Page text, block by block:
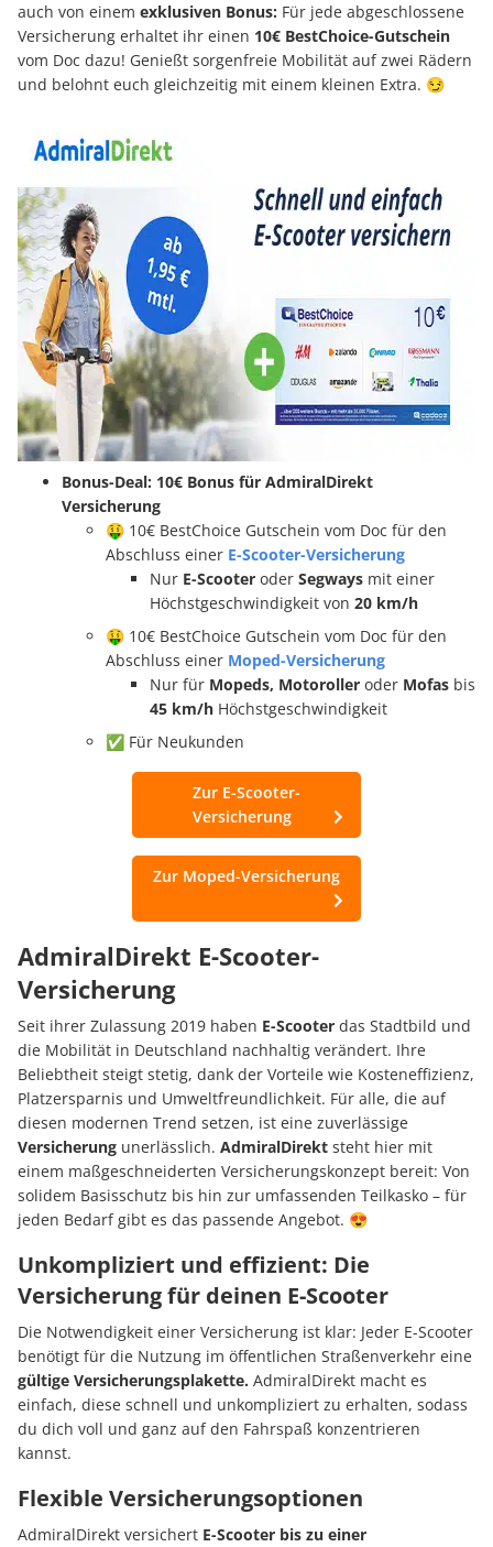
auch von einem exklusiven Bonus: Für jede abgeschlossene
Versicherung erhaltet ihr einen 10€ BestChoice-Gutschein
vom Doc dazu! Genießt sorgenfreie Mobilität auf zwei Rädern
und belohnt euch gleichzeitig mit einem kleinen Extra. 😏
Bonus-Deal: 10€ Bonus für AdmiralDirekt
Versicherung
🤑 10€ BestChoice Gutschein vom Doc für den
Abschluss einer E-Scooter-Versicherung
Nur E-Scooter oder Segways mit einer
Höchstgeschwindigkeit von 20 km/h
🤑 10€ BestChoice Gutschein vom Doc für den
Abschluss einer Moped-Versicherung
Nur für Mopeds, Motoroller oder Mofas bis
45 km/h Höchstgeschwindigkeit
✅ Für Neukunden
Zur E-Scooter-
Versicherung
Zur Moped-Versicherung
AdmiralDirekt E-Scooter-
Versicherung
Seit ihrer Zulassung 2019 haben E-Scooter das Stadtbild und
die Mobilität in Deutschland nachhaltig verändert. Ihre
Beliebtheit steigt stetig, dank der Vorteile wie Kosteneffizienz,
Platzersparnis und Umweltfreundlichkeit. Für alle, die auf
diesen modernen Trend setzen, ist eine zuverlässige
Versicherung unerlässlich. AdmiralDirekt steht hier mit
einem maßgeschneiderten Versicherungskonzept bereit: Von
solidem Basisschutz bis hin zur umfassenden Teilkasko – für
jeden Bedarf gibt es das passende Angebot. 😍
Unkompliziert und effizient: Die
Versicherung für deinen E-Scooter
Die Notwendigkeit einer Versicherung ist klar: Jeder E-Scooter
benötigt für die Nutzung im öffentlichen Straßenverkehr eine
gültige Versicherungsplakette. AdmiralDirekt macht es
einfach, diese schnell und unkompliziert zu erhalten, sodass
du dich voll und ganz auf den Fahrspaß konzentrieren
kannst.
Flexible Versicherungsoptionen
AdmiralDirekt versichert E-Scooter bis zu einer